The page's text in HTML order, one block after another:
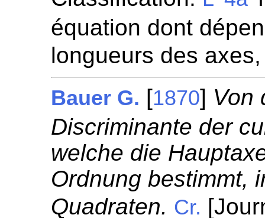
équation dont
longueurs des
Bauer G. [1870] Von
Discriminante der
welche die
Ordnung bestimmt,
Quadraten. Cr.